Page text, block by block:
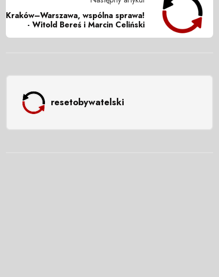
Kraków–Warszawa, wspólna sprawa!
- Witold Bereś i Marcin Celiński
resetobywatelski